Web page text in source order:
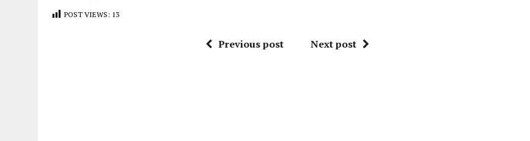
POST VIEWS: 13
Previous post Next post